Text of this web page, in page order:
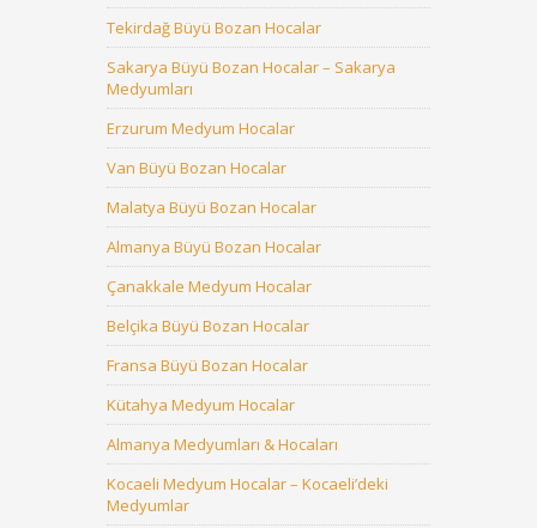
Tekirdağ Büyü Bozan Hocalar
Sakarya Büyü Bozan Hocalar – Sakarya
Medyumları
Erzurum Medyum Hocalar
Van Büyü Bozan Hocalar
Malatya Büyü Bozan Hocalar
Almanya Büyü Bozan Hocalar
Çanakkale Medyum Hocalar
Belçika Büyü Bozan Hocalar
Fransa Büyü Bozan Hocalar
Kütahya Medyum Hocalar
Almanya Medyumları & Hocaları
Kocaeli Medyum Hocalar – Kocaeli’deki
Medyumlar